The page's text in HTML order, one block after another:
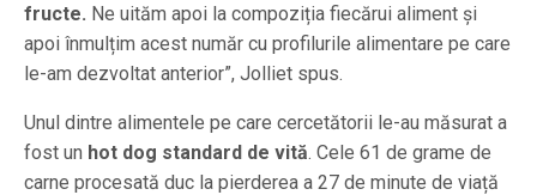
fructe. Ne uităm apoi la compoziția fiecărui aliment și
apoi înmulțim acest număr cu profilurile alimentare pe care
le-am dezvoltat anterior”, Jolliet spus.
Unul dintre alimentele pe care cercetătorii le-au măsurat a
fost un hot dog standard de vită. Cele 61 de grame de
carne procesată duc la pierderea a 27 de minute de viață